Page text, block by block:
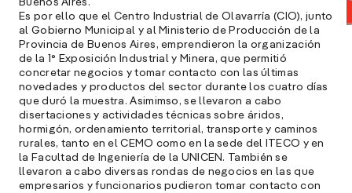
Buenos Aires.
Es por ello que el Centro Industrial de Olavarría (CIO), junto
al Gobierno Municipal y al Ministerio de Producción de la
Provincia de Buenos Aires, emprendieron la organización
de la 1° Exposición Industrial y Minera, que permitió
concretar negocios y tomar contacto con las últimas
novedades y productos del sector durante los cuatro días
que duró la muestra. Asimimso, se llevaron a cabo
disertaciones y actividades técnicas sobre áridos,
hormigón, ordenamiento territorial, transporte y caminos
rurales, tanto en el CEMO como en la sede del ITECO y en
la Facultad de Ingeniería de la UNICEN. También se
llevaron a cabo diversas rondas de negocios en las que
empresarios y funcionarios pudieron tomar contacto con